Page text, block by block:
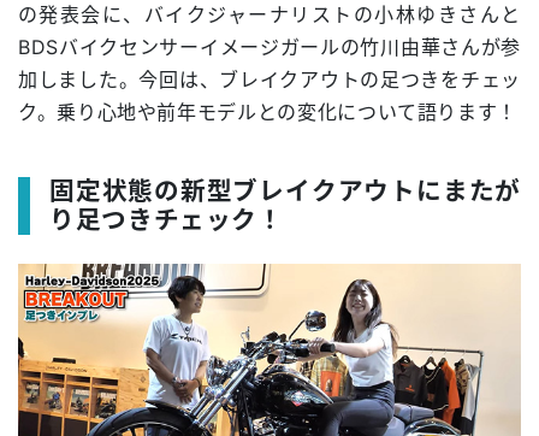
の発表会に、バイクジャーナリストの小林ゆきさんと
BDSバイクセンサーイメージガールの竹川由華さんが参
加しました。今回は、ブレイクアウトの足つきをチェッ
ク。乗り心地や前年モデルとの変化について語ります！
固定状態の新型ブレイクアウトにまたが
り足つきチェック！